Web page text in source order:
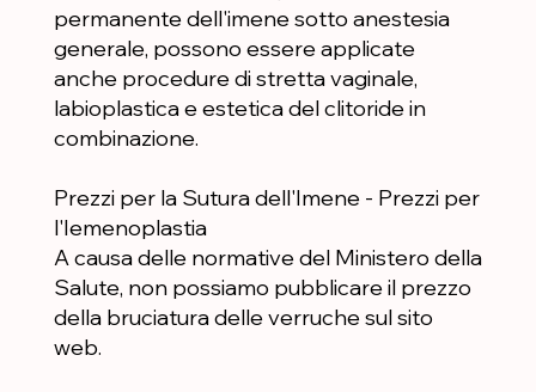
permanente dell'imene sotto anestesia
generale, possono essere applicate
anche procedure di stretta vaginale,
labioplastica e estetica del clitoride in
combinazione.
Prezzi per la Sutura dell'Imene - Prezzi per
l'Iemenoplastia
A causa delle normative del Ministero della
Salute, non possiamo pubblicare il prezzo
della bruciatura delle verruche sul sito
web.